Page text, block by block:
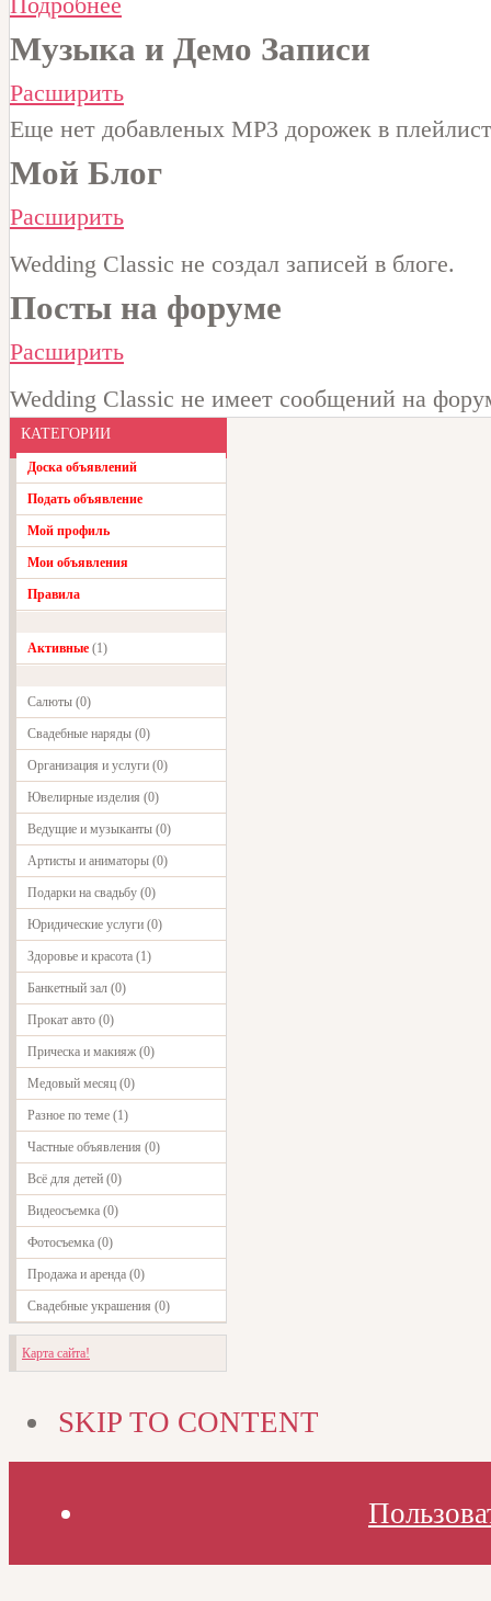
Музыка и Демо Записи
Расширить
Еще нет добавленых MP3 дорожек в
Мой Блог
Расширить
Wedding Classic не создал записей в блоге.
Посты на форуме
Расширить
Wedding Classic не имеет сообщений на
КАТЕГОРИИ
Доска объявлений
Подать объявление
Мой профиль
Мои объявления
Правила
Активные (1)
Салюты (0)
Свадебные наряды (0)
Организация и услуги (0)
Ювелирные изделия (0)
Ведущие и музыканты (0)
Артисты и аниматоры (0)
Подарки на свадьбу (0)
Юридические услуги (0)
Здоровье и красота (1)
Банкетный зал (0)
Прокат авто (0)
Прическа и макияж (0)
Медовый месяц (0)
Разное по теме (1)
Частные объявления (0)
Всё для детей (0)
Видеосъемка (0)
Фотосъемка (0)
Продажа и аренда (0)
Свадебные украшения (0)
Карта сайта!
SKIP TO CONTENT